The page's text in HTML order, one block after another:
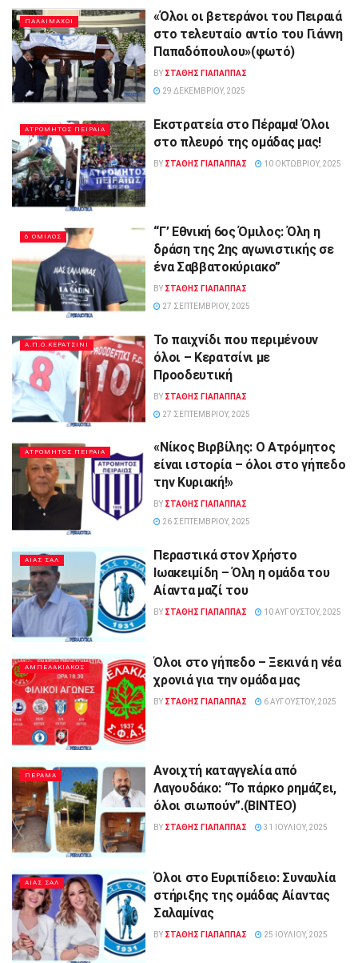
ΠΑΛΑΙΜΑΧΟΙ
«Όλοι οι βετεράνοι του Πειραιά
στο τελευταίο αντίο του Γιάννη
Παπαδόπουλου»(φωτό)
BY ΣΤΑΘΗΣ ΓΊΑΠΑΠΠΑΣ
29 ΔΕΚΕΜΒΡΊΟΥ, 2025
ΑΤΡΟΜΗΤΟΣ ΠΕΙΡΑΙΑ
Εκστρατεία στο Πέραμα! Όλοι
στο πλευρό της ομάδας μας!
BY ΣΤΑΘΗΣ ΓΊΑΠΑΠΠΑΣ 10 ΟΚΤΩΒΡΊΟΥ, 2025
6 ΟΜΙΛΟΣ
“Γ’ Εθνική 6ος Όμιλος: Όλη η
δράση της 2ης αγωνιστικής σε
ένα Σαββατοκύριακο”
BY ΣΤΑΘΗΣ ΓΊΑΠΑΠΠΑΣ
27 ΣΕΠΤΕΜΒΡΊΟΥ, 2025
Α.Π.Ο.ΚΕΡΑΤΣΙΝΙ
Το παιχνίδι που περιμένουν
όλοι – Κερατσίνι με
Προοδευτική
BY ΣΤΑΘΗΣ ΓΊΑΠΑΠΠΑΣ
27 ΣΕΠΤΕΜΒΡΊΟΥ, 2025
ΑΤΡΟΜΗΤΟΣ ΠΕΙΡΑΙΑ
«Νίκος Βιρβίλης: Ο Ατρόμητος
είναι ιστορία – όλοι στο γήπεδο
την Κυριακή!»
BY ΣΤΑΘΗΣ ΓΊΑΠΑΠΠΑΣ
26 ΣΕΠΤΕΜΒΡΊΟΥ, 2025
ΑΙΑΣ ΣΑΛ
Περαστικά στον Χρήστο
Ιωακειμίδη – Όλη η ομάδα του
Αίαντα μαζί του
BY ΣΤΑΘΗΣ ΓΊΑΠΑΠΠΑΣ 10 ΑΥΓΟΎΣΤΟΥ, 2025
ΑΜΠΕΛΑΚΙΑΚΟΣ
Όλοι στο γήπεδο – Ξεκινά η νέα
χρονιά για την ομάδα μας
BY ΣΤΑΘΗΣ ΓΊΑΠΑΠΠΑΣ 6 ΑΥΓΟΎΣΤΟΥ, 2025
ΠΕΡΑΜΑ
Ανοιχτή καταγγελία από
Λαγουδάκο: “Το πάρκο ρημάζει,
όλοι σιωπούν”.(ΒΙΝΤΕΟ)
BY ΣΤΑΘΗΣ ΓΊΑΠΑΠΠΑΣ 31 ΙΟΥΛΊΟΥ, 2025
ΑΙΑΣ ΣΑΛ
Όλοι στο Ευριπίδειο: Συναυλία
στήριξης της ομάδας Αίαντας
Σαλαμίνας
BY ΣΤΑΘΗΣ ΓΊΑΠΑΠΠΑΣ 25 ΙΟΥΛΊΟΥ, 2025